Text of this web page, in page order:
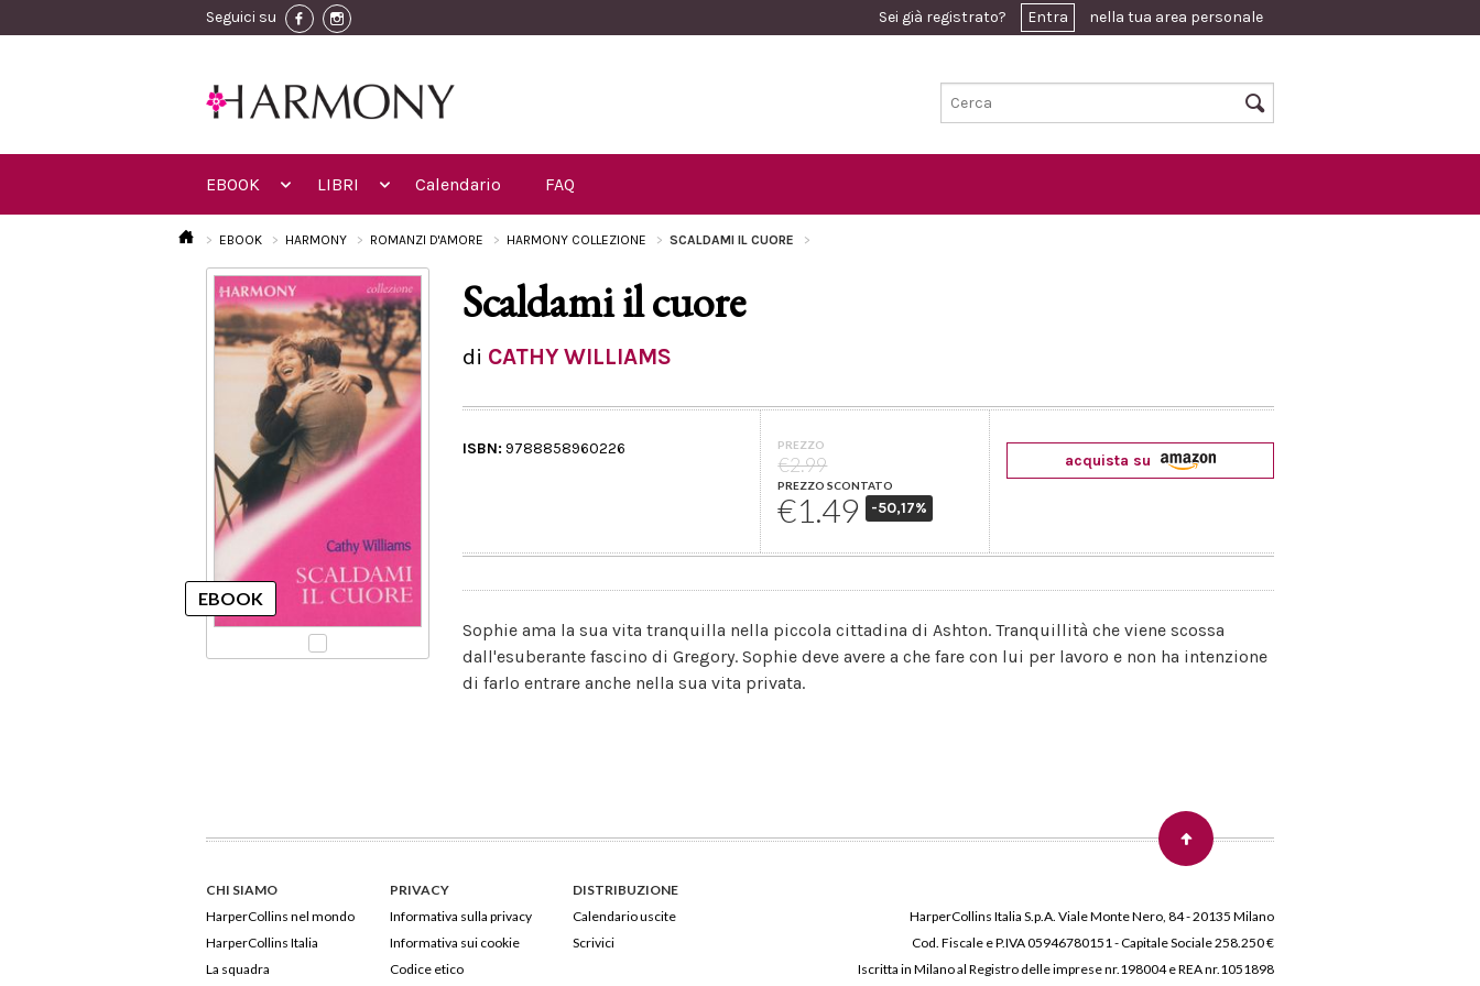
Seguici su Sei già registrato? Entra nella tua area personale
EBOOK LIBRI Calendario FAQ
EBOOK HARMONY ROMANZI D'AMORE HARMONY COLLEZIONE SCALDAMI IL CUORE
Scaldami il cuore
di CATHY WILLIAMS
ISBN: 9788858960226 PREZZO
€2.99
PREZZO SCONTATO
€1.49 -50,17%
acquista su
Sophie ama la sua vita tranquilla nella piccola cittadina di Ashton. Tranquillità che viene scossa
dall'esuberante fascino di Gregory. Sophie deve avere a che fare con lui per lavoro e non ha intenzione
di farlo entrare anche nella sua vita privata.
CHI SIAMO
HarperCollins nel mondo
HarperCollins Italia
La squadra
PRIVACY
Informativa sulla privacy
Informativa sui cookie
Codice etico
DISTRIBUZIONE
Calendario uscite
Scrivici
HarperCollins Italia S.p.A. Viale Monte Nero, 84 - 20135 Milano
Cod. Fiscale e P.IVA 05946780151 - Capitale Sociale 258.250 €
Iscritta in Milano al Registro delle imprese nr.198004 e REA nr.1051898